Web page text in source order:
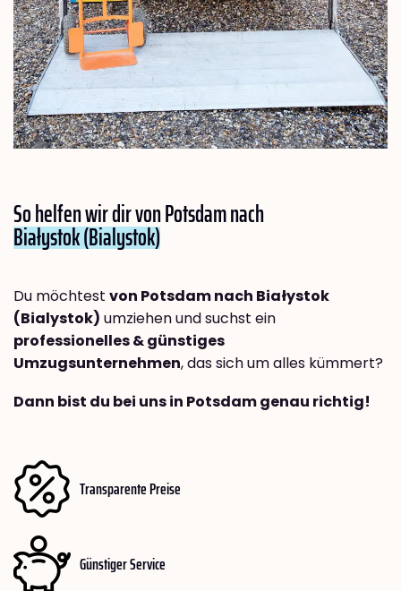
So helfen wir dir von Potsdam nach
Białystok (Bialystok)
Du möchtest von Potsdam nach Białystok
(Bialystok) umziehen und suchst ein
professionelles & günstiges
Umzugsunternehmen, das sich um alles kümmert?
Dann bist du bei uns in Potsdam genau richtig!
Transparente Preise
Günstiger Service